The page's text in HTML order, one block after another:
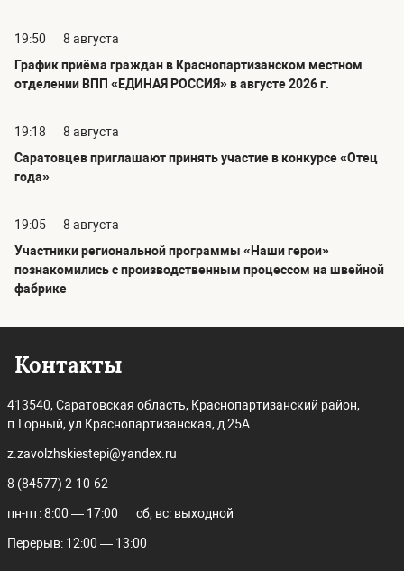
19:50
8 августа
График приёма граждан в Краснопартизанском местном
отделении ВПП «ЕДИНАЯ РОССИЯ» в августе 2026 г.
19:18
8 августа
Саратовцев приглашают принять участие в конкурсе «Отец
года»
19:05
8 августа
Участники региональной программы «Наши герои»
познакомились с производственным процессом на швейной
фабрике
Контакты
413540, Саратовская область, Краснопартизанский район,
п.Горный, ул Краснопартизанская, д 25А
z.zavolzhskiestepi@yandex.ru
8 (84577) 2-10-62
пн-пт: 8:00 — 17:00 сб, вс: выходной
Перерыв: 12:00 — 13:00